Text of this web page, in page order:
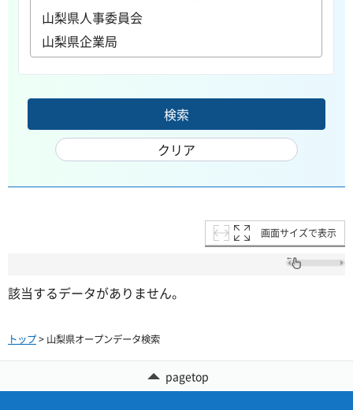
画面サイズで表示
該当するデータがありません。
トップ> 山梨県オープンデータ検索
pagetop